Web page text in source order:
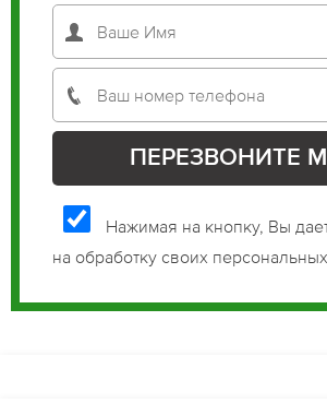
Нажимая на кнопку, Вы
на обработку своих